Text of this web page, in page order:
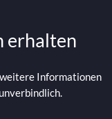
erhalten
Informationen